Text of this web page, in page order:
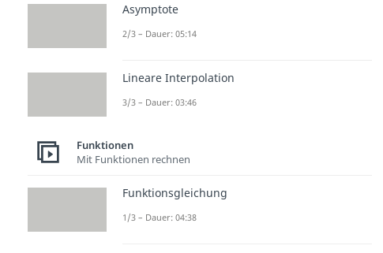
Asymptote
2/3 – Dauer: 05:14
Lineare Interpolation
3/3 – Dauer: 03:46
Funktionen
Mit Funktionen rechnen
Funktionsgleichung
1/3 – Dauer: 04:38